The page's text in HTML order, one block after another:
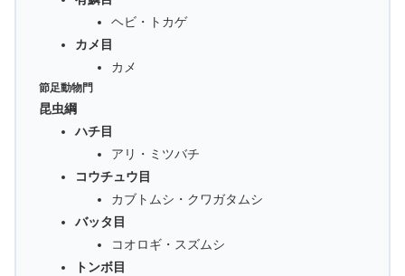
ヘビ・トカゲ
カメ目
カメ
節足動物門
昆虫綱
ハチ目
アリ・ミツバチ
コウチュウ目
カブトムシ・クワガタムシ
バッタ目
コオロギ・スズムシ
トンボ目